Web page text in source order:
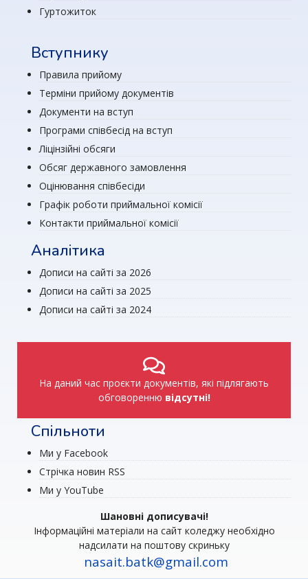
Гуртожиток
Вступнику
Правила прийому
Терміни прийому документів
Документи на вступ
Програми співбесід на вступ
Ліцінзійні обсяги
Обсяг державного замовлення
Оцінювання співбесіди
Графік роботи приймальної комісії
Контакти приймальної комісії
Аналітика
Дописи на сайті за 2026
Дописи на сайті за 2025
Дописи на сайті за 2024
На даний час проєкти документів, які підлягають
обговоренню відсутні!
Спільноти
Ми у Facebook
Стрічка новин RSS
Ми у YouTube
Шановні дописувачі!
Інформаційні матеріали на сайт коледжу необхідно
надсилати на поштову скриньку
nasait.batk@gmail.com